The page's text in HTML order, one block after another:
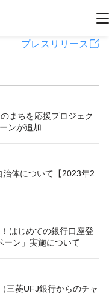
プレスリリース
まちを応援プロジェク
ンが追加
体について【2023年2
はじめての銀行口座登
ーン」実施について
三菱UFJ銀行からのチャ